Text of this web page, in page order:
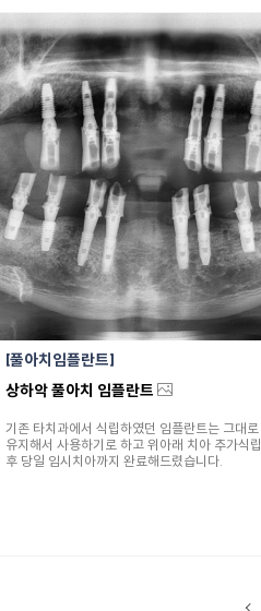
풀아치임플란트
상하악 풀아치 임플란트
기존 타치과에서 식립하였던 임플란트는 그대로
유지해서 사용하기로 하고 위아래 치아 추가식립
후 당일 임시치아까지 완료해드렸습니다.